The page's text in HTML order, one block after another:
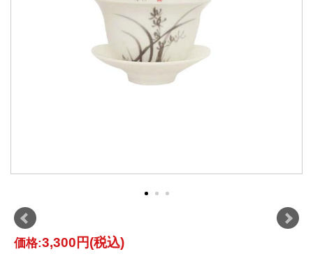
価格:3,300円(税込)